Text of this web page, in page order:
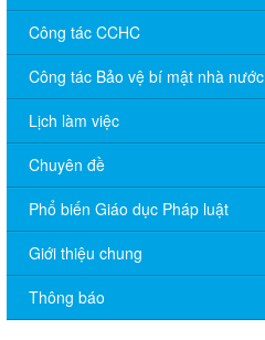
Công tác CCHC
Công tác Bảo vệ bí mật nhà nước
Lịch làm việc
Chuyên đề
Phổ biến Giáo dục Pháp luật
Giới thiệu chung
Thông báo